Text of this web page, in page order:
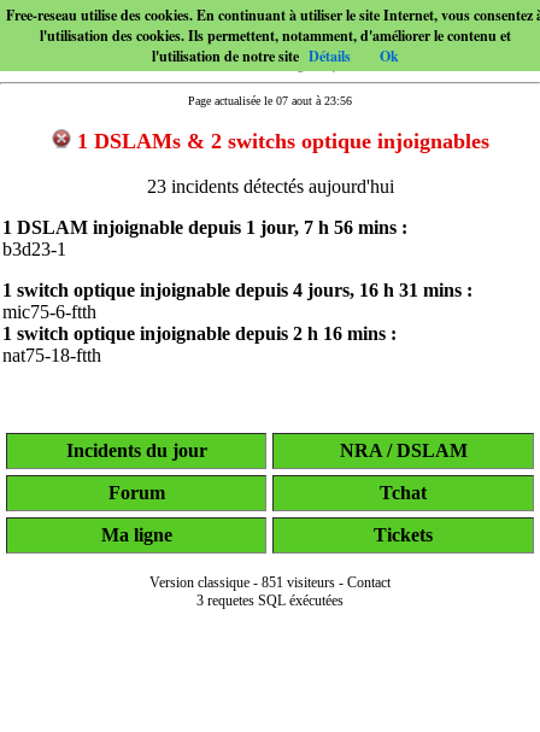
Page actualisée le 07 aout à 23:56
1 DSLAMs & 2 switchs optique injoignables
23 incidents détectés aujourd'hui
1 DSLAM injoignable depuis 1 jour, 7 h 56 mins :
b3d23-1
1 switch optique injoignable depuis 4 jours, 16 h 31 mins :
mic75-6-ftth
1 switch optique injoignable depuis 2 h 16 mins :
nat75-18-ftth
Incidents du jour NRA / DSLAM
Forum Tchat
Ma ligne Tickets
Version classique - 851 visiteurs - Contact
3 requetes SQL éxécutées
Free-reseau utilise des cookies. En continuant à utiliser le site Internet, vous consentez
l'utilisation des cookies. Ils permettent, notamment, d'améliorer le contenu et
l'utilisation de notre site Détails Ok